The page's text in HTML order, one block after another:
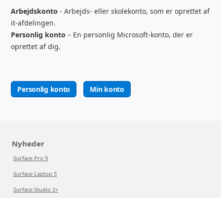
Arbejdskonto - Arbejds- eller skolekonto, som er oprettet af
it-afdelingen.
Personlig konto – En personlig Microsoft-konto, der er
oprettet af dig.
Personlig konto Min konto
Nyheder
Surface Pro 9
Surface Laptop 5
Surface Studio 2+